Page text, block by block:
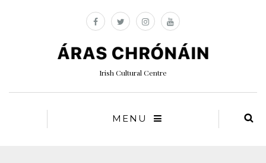
Irish Cultural Centre
MENU